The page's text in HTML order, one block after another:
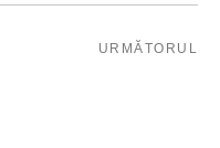
URMĂTORUL